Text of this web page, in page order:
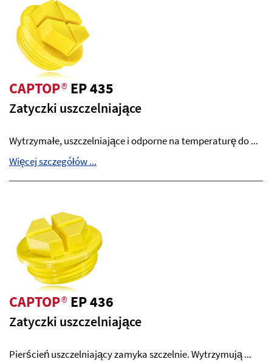
CAPTOP®EP 435
Zatyczki uszczelniające
Wytrzymałe, uszczelniające i odporne na temperaturę do ...
Więcej szczegółów ...
CAPTOP®EP 436
Zatyczki uszczelniające
Pierścień uszczelniający zamyka szczelnie. Wytrzymują ...